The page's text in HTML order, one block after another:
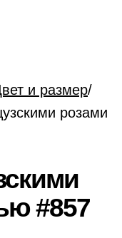
и размер/
розами
#857